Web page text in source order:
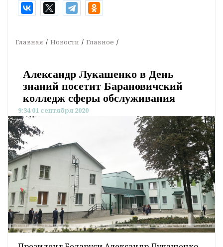
Главная Новости Главное
Александр Лукашенко в День
знаний посетит Барановичский
колледж сферы обслуживания
9:34 01 сентября 2020